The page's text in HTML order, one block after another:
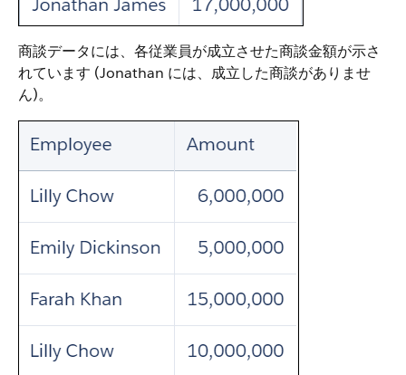
商談データには、各従業員が成立させた商談金額が示さ
れています (Jonathan には、成立した商談がありませ
ん)。